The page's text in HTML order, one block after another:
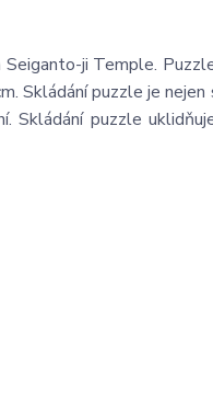
Seiganto-ji Temple.
Skládání puzzle je
Skládání puzzle